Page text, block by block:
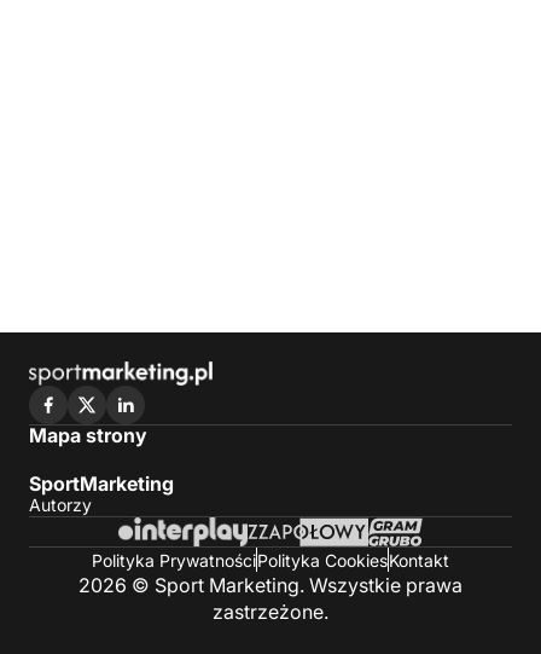
Mapa strony
SportMarketing
Autorzy
Polityka PrywatnościPolityka CookiesKontakt
2026 © Sport Marketing. Wszystkie prawa
zastrzeżone.